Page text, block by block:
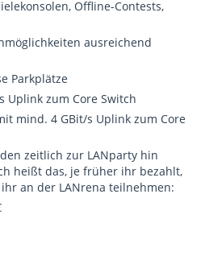
Offline-Contests,
ausreichend
Parkplätze
Uplink zum Core Switch
mind. 4 GBit/s Uplink zum Core
zeitlich zur LANparty hin
heißt das, je früher ihr bezahlt,
an der LANrena teilnehmen: